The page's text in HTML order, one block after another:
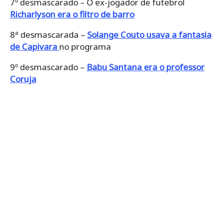
7º desmascarado – O ex-jogador de futebrol
Richarlyson era o filtro de barro
8ª desmascarada – Solange Couto usava a fantasia
de Capivara no programa
9º desmascarado – Babu Santana era o professor
Coruja